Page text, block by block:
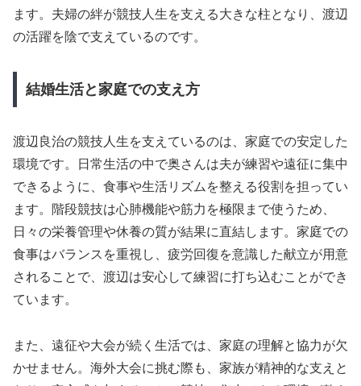
ます。夫婦の絆が競技人生を支える大きな柱となり、渡辺
の活躍を陰で支えているのです。
結婚生活と家庭での支え方
渡辺良治の競技人生を支えているのは、家庭での安定した
環境です。日常生活の中で奥さんは夫が練習や遠征に集中
できるように、食事や生活リズムを整える役割を担ってい
ます。階段競技は心肺機能や筋力を極限まで使うため、
日々の栄養管理や休養の質が結果に直結します。家庭での
食事はバランスを重視し、疲労回復を意識した献立が用意
されることで、渡辺は安心して練習に打ち込むことができ
ています。
また、遠征や大会が続く生活では、家庭の理解と協力が欠
かせません。海外大会に挑む際も、家族が精神的な支えと